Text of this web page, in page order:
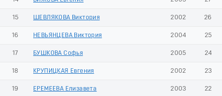
15 ШЕВЛЯКОВА Виктория 2002 26
16 НЕВЬЯНЦЕВА Виктория 2004 25
17 БУШКОВА Софья 2005 24
18 КРУПИЦКАЯ Евгения 2002 23
19 ЕРЕМЕЕВА Елизавета 2003 22